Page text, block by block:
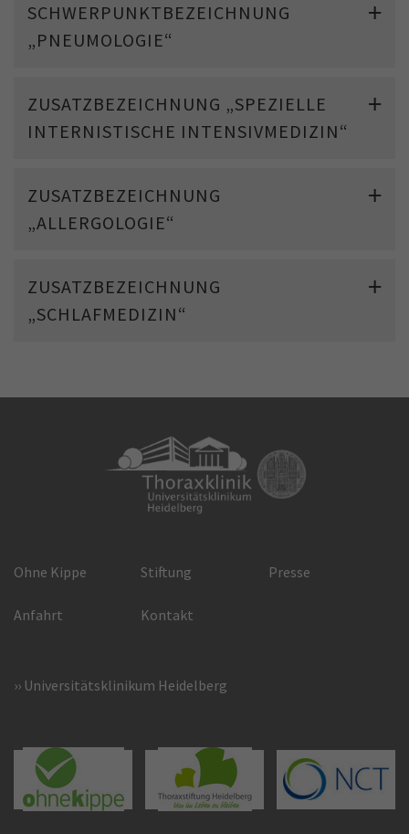
SCHWERPUNKTBEZEICHNUNG
„PNEUMOLOGIE“
ZUSATZBEZEICHNUNG „SPEZIELLE
INTERNISTISCHE INTENSIVMEDIZIN“
ZUSATZBEZEICHNUNG
„ALLERGOLOGIE“
ZUSATZBEZEICHNUNG
„SCHLAFMEDIZIN“
Ohne Kippe Stiftung Presse
Anfahrt Kontakt
Universitätsklinikum Heidelberg